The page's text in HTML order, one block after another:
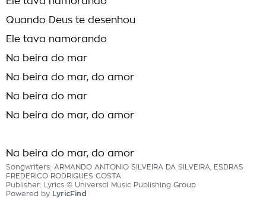
Quando Deus te desenhou
Ele tava namorando
Na beira do mar
Na beira do mar, do amor
Na beira do mar
Na beira do mar, do amor
Na beira do mar, do amor
Songwriters: ARMANDO ANTONIO SILVEIRA DA SILVEIRA, ESDRAS
FREDERICO RODRIGUES COSTA
Publisher: Lyrics © Universal Music Publishing Group
Powered by LyricFind